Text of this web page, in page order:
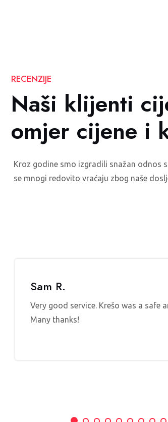
RECENZIJE
Naši klijenti
omjer cijene i
Kroz godine smo izgradili snažan odnos
se mnogi redovito vraćaju zbog naše
Sam R.
Very good service. Krešo was a safe
Many thanks!